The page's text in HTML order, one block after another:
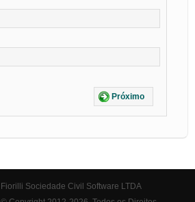
Próximo
Fiorilli Sociedade Civil Software LTDA